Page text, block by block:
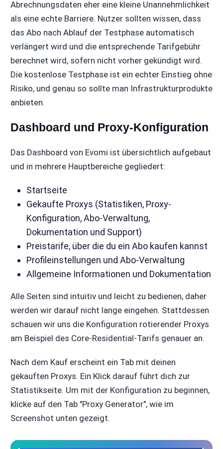
Abrechnungsdaten eher eine kleine Unannehmlichkeit
als eine echte Barriere. Nutzer sollten wissen, dass
das Abo nach Ablauf der Testphase automatisch
verlängert wird und die entsprechende Tarifgebühr
berechnet wird, sofern nicht vorher gekündigt wird.
Die kostenlose Testphase ist ein echter Einstieg ohne
Risiko, und genau so sollte man Infrastrukturprodukte
anbieten.
Dashboard und Proxy-Konfiguration
Das Dashboard von Evomi ist übersichtlich aufgebaut
und in mehrere Hauptbereiche gegliedert:
Startseite
Gekaufte Proxys (Statistiken, Proxy-
Konfiguration, Abo-Verwaltung,
Dokumentation und Support)
Preistarife, über die du ein Abo kaufen kannst
Profileinstellungen und Abo-Verwaltung
Allgemeine Informationen und Dokumentation
Alle Seiten sind intuitiv und leicht zu bedienen, daher
werden wir darauf nicht lange eingehen. Stattdessen
schauen wir uns die Konfiguration rotierender Proxys
am Beispiel des Core-Residential-Tarifs genauer an.
Nach dem Kauf erscheint ein Tab mit deinen
gekauften Proxys. Ein Klick darauf führt dich zur
Statistikseite. Um mit der Konfiguration zu beginnen,
klicke auf den Tab "Proxy Generator", wie im
Screenshot unten gezeigt.